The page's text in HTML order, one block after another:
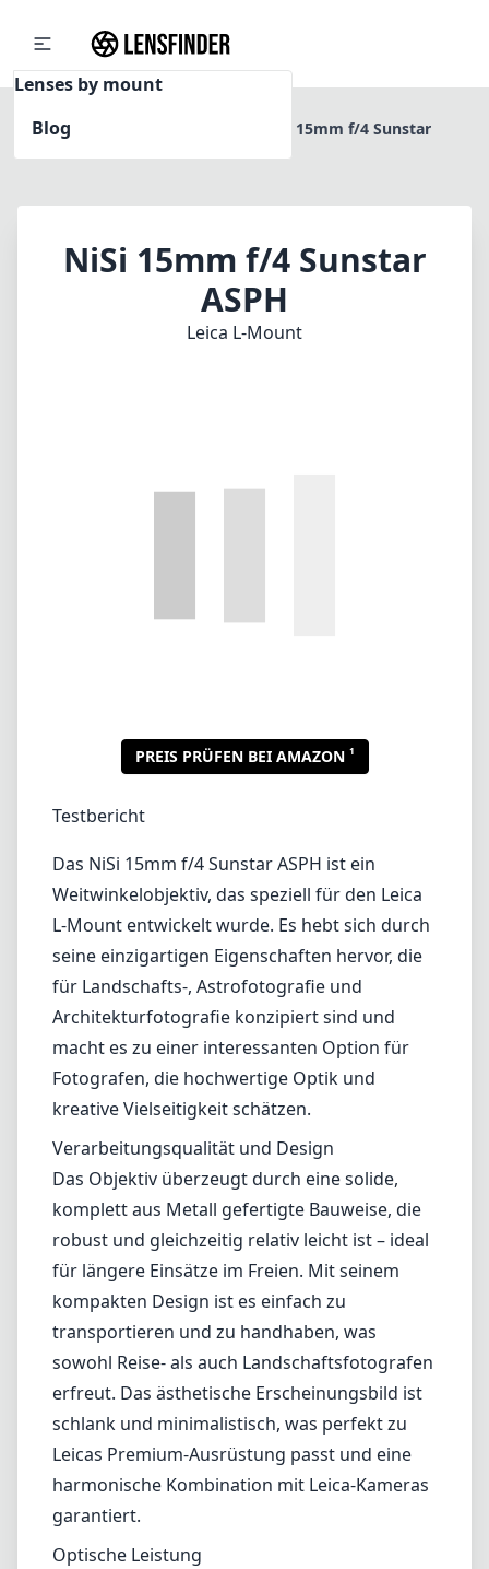
Lenses by mount
Blog
Home
NiSi 15mm f/4 Sunstar
NiSi 15mm f/4 Sunstar
ASPH
Leica L-Mount
Weitwinkelobjektiv, das speziell für den Leica
Architekturfotografie konzipiert sind und
macht es zu einer interessanten Option für
kreative Vielseitigkeit schätzen.
Verarbeitungsqualität und Design
Das Objektiv überzeugt durch eine solide,
komplett aus Metall gefertigte Bauweise, die
robust und gleichzeitig relativ leicht ist – ideal
für längere Einsätze im Freien. Mit seinem
kompakten Design ist es einfach zu
transportieren und zu handhaben, was
sowohl Reise- als auch Landschaftsfotografen
erfreut. Das ästhetische Erscheinungsbild ist
schlank und minimalistisch, was perfekt zu
Leicas Premium-Ausrüstung passt und eine
harmonische Kombination mit Leica-Kameras
garantiert.
Optische Leistung
Optisch liefert das NiSi 15mm f/4 eine
hervorragende Leistung. Es verfügt über extra
niedrige Dispersionselemente und
asphärische Elemente, die chromatische
Aberration und Verzerrung minimieren. Die
Schärfe ist durchgehend sehr gut,
insbesondere in der Mitte. Bei einer Blende
von f/4 kann man eine beeindruckende
Schärfe von Rand zu Rand mit minimalem